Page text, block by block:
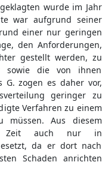
wurde im Jahr
war aufgrund seiner
einer nur geringen
den Anforderungen,
gestellt werden, zu
sowie die von ihnen
G. zogen es daher vor,
geringer zu
Verfahren zu einem
müssen. Aus diesem
Zeit auch nur in
da er dort nach
Schaden anrichten